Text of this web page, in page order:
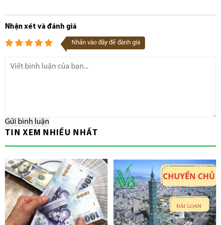
Nhận xét và đánh giá
Nhấn vào đây để đánh giá
Gửi bình luận
TIN XEM NHIỀU NHẤT